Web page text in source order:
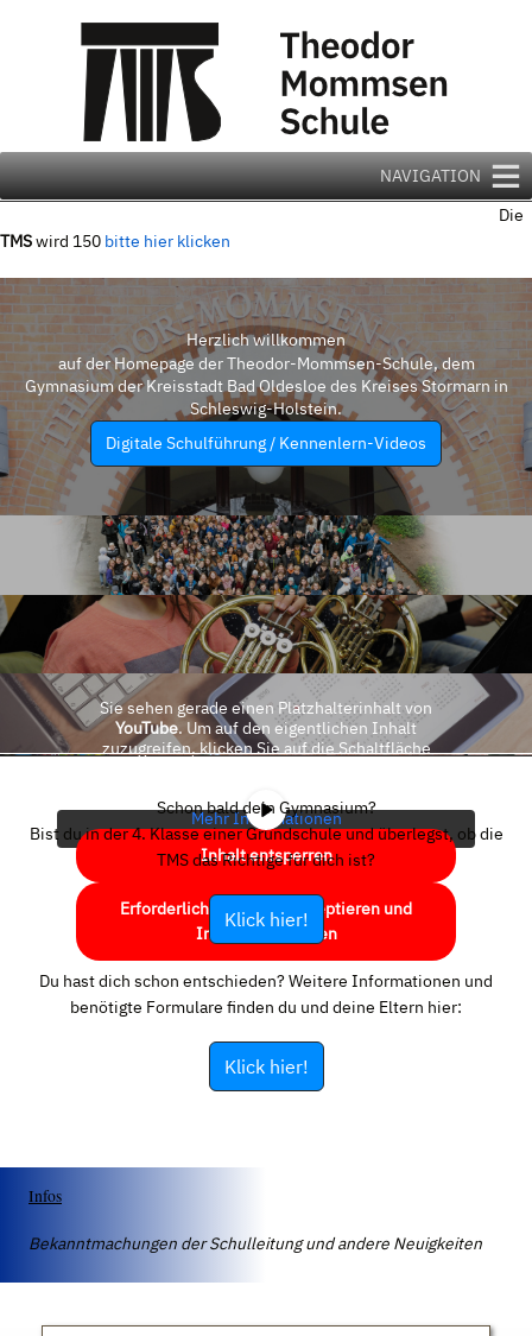
NAVIGATION
Die
TMSwird 150 bitte hier klicken
Herzlich willkommen
auf der Homepage der Theodor-Mommsen-Schule, dem
Gymnasium der Kreisstadt Bad Oldesloe des Kreises Stormarn in
Schleswig-Holstein.
Digitale Schulführung / Kennenlern-Videos
Sie sehen gerade einen Platzhalterinhalt von
YouTube. Um auf den eigentlichen Inhalt
zuzugreifen, klicken Sie auf die Schaltfläche
Mehr Informationen
Inhalt entsperren
Erforderlichen Service akzeptieren und
Inhalte entsperren
Schon bald dein Gymnasium?
Bist du in der 4. Klasse einer Grundschule und überlegst, ob die
TMS das Richtige für dich ist?
Klick hier!
Du hast dich schon entschieden? Weitere Informationen und
benötigte Formulare finden du und deine Eltern hier:
Klick hier!
Infos
Bekanntmachungen der Schulleitung und andere Neuigkeiten